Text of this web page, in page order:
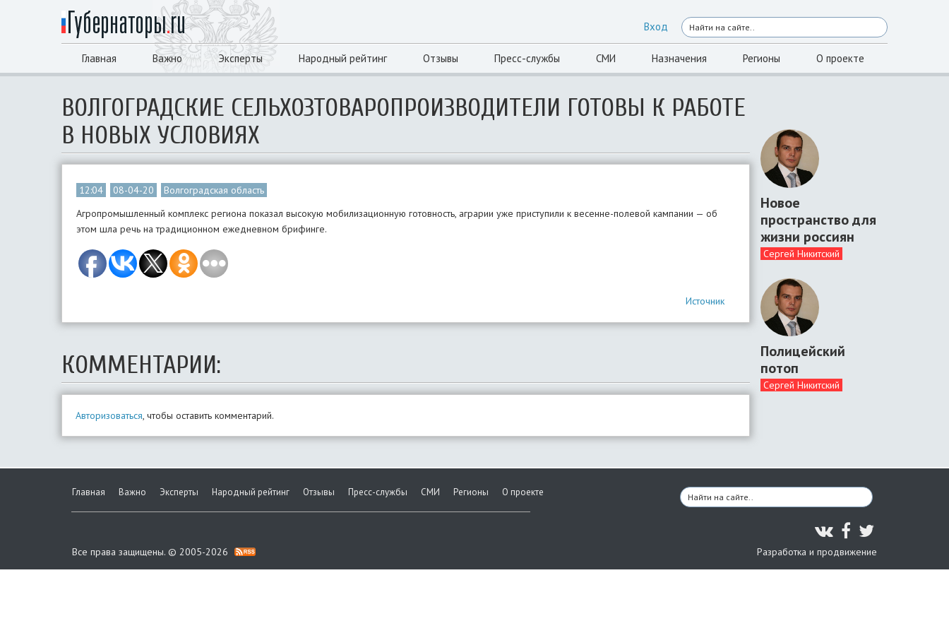
Вход
Главная Важно Эксперты Народный рейтинг Отзывы Пресс-службы СМИ Назначения Регионы О проекте
ВОЛГОГРАДСКИЕ СЕЛЬХОЗТОВАРОПРОИЗВОДИТЕЛИ ГОТОВЫ К РАБОТЕ
В НОВЫХ УСЛОВИЯХ
12:04 08-04-20
Волгоградская область
Агропромышленный комплекс региона показал высокую мобилизационную готовность, аграрии уже приступили к весенне-полевой кампании — об
этом шла речь на традиционном ежедневном брифинге.
Источник
КОММЕНТАРИИ:
Авторизоваться, чтобы оставить комментарий.
Новое
пространство для
жизни россиян
Сергей Никитский
Полицейский
потоп
Сергей Никитский
Главная Важно Эксперты Народный рейтинг Отзывы Пресс-службы СМИ Регионы О проекте
Все права защищены. © 2005-2026 Разработка и продвижение